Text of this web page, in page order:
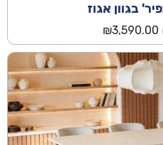
בגוון אגוז
המחיר
המקורי
היה:
₪5,190.00.
₪3,590.00
הנוכחי
הוא:
₪3,590.00.